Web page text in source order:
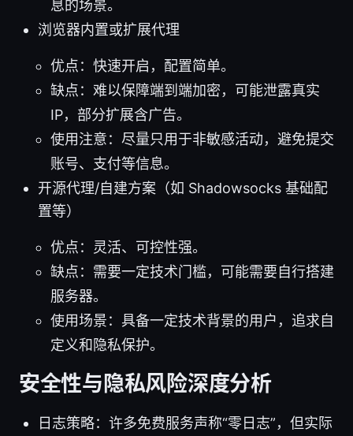
息的场景。
浏览器内置或扩展代理
优点：快速开启，配置简单。
缺点：难以保障端到端加密，可能泄露真实
IP，部分扩展含广告。
使用注意：尽量只用于非敏感活动，避免提交
账号、支付等信息。
开源代理/自建方案（如 Shadowsocks 基础配
置等）
优点：灵活、可控性强。
缺点：需要一定技术门槛，可能需要自行搭建
服务器。
使用场景：具备一定技术背景的用户，追求自
定义和隐私保护。
安全性与隐私风险深度分析
日志策略：许多免费服务声称“零日志”，但实际